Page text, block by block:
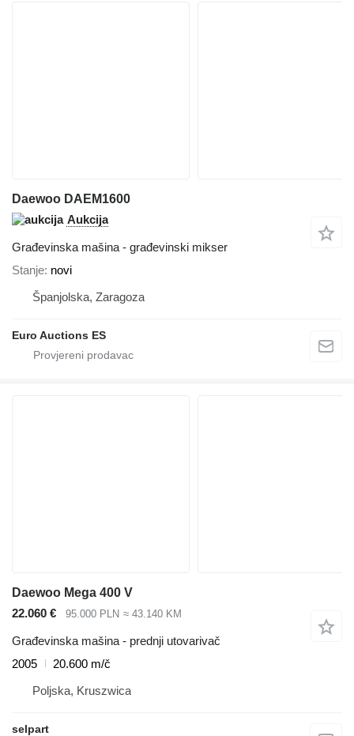
Daewoo DAEM1600
Aukcija
Građevinska mašina - građevinski mikser
Stanje novi
Španjolska, Zaragoza
Euro Auctions ES
Daewoo Mega 400 V
22.060 €
95.000 PLN ≈ 43.140 KM
Građevinska mašina - prednji utovarivač
2005
20.600 m/č
Poljska, Kruszwica
selpart